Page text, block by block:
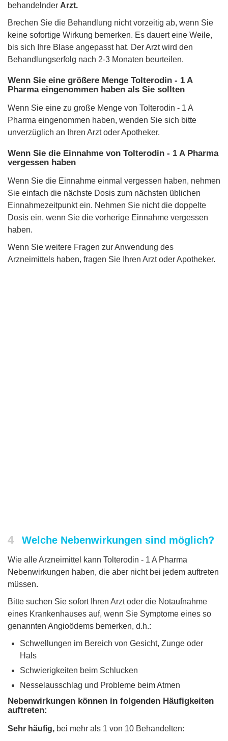
behandelnder Arzt.
Brechen Sie die Behandlung nicht vorzeitig ab, wenn Sie
keine sofortige Wirkung bemerken. Es dauert eine Weile,
bis sich Ihre Blase angepasst hat. Der Arzt wird den
Behandlungserfolg nach 2-3 Monaten beurteilen.
Wenn Sie eine größere Menge Tolterodin - 1 A
Pharma eingenommen haben als Sie sollten
Wenn Sie eine zu große Menge von Tolterodin - 1 A
Pharma eingenommen haben, wenden Sie sich bitte
unverzüglich an Ihren Arzt oder Apotheker.
Wenn Sie die Einnahme von Tolterodin - 1 A Pharma
vergessen haben
Wenn Sie die Einnahme einmal vergessen haben, nehmen
Sie einfach die nächste Dosis zum nächsten üblichen
Einnahmezeitpunkt ein. Nehmen Sie nicht die doppelte
Dosis ein, wenn Sie die vorherige Einnahme vergessen
haben.
Wenn Sie weitere Fragen zur Anwendung des
Arzneimittels haben, fragen Sie Ihren Arzt oder Apotheker.
4 Welche Nebenwirkungen sind möglich?
Wie alle Arzneimittel kann Tolterodin - 1 A Pharma
Nebenwirkungen haben, die aber nicht bei jedem auftreten
müssen.
Bitte suchen Sie sofort Ihren Arzt oder die Notaufnahme
eines Krankenhauses auf, wenn Sie Symptome eines so
genannten Angioödems bemerken, d.h.:
Schwellungen im Bereich von Gesicht, Zunge oder
Hals
Schwierigkeiten beim Schlucken
Nesselausschlag und Probleme beim Atmen
Nebenwirkungen können in folgenden Häufigkeiten
auftreten:
Sehr häufig, bei mehr als 1 von 10 Behandelten: